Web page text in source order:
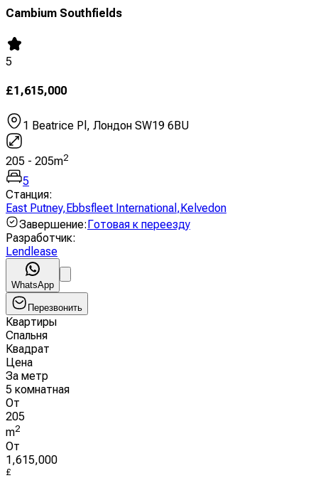
Cambium Southfields
5
£1,615,000
1 Beatrice Pl, Лондон SW19 6BU
205 - 205m2
5
Станция:
East Putney, Ebbsfleet International , Kelvedon
Завершение: Готовая к переезду
Разработчик:
Lendlease
WhatsApp
Перезвонить
Квартиры
Спальня
Квадрат
Цена
За метр
5 комнатная
От
205
m2
От
1,615,000
£